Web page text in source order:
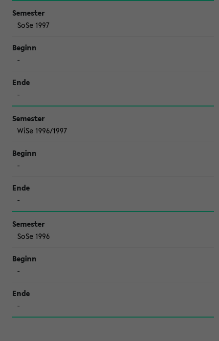
SoSe 1997
-
-
WiSe 1996/1997
-
-
SoSe 1996
-
-